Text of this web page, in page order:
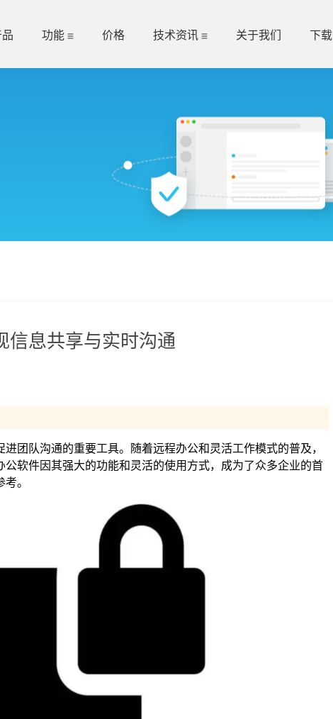
品 功能 价格 技术资讯 关于我们 下载
信息共享与实时沟通
团队沟通的重要工具。随着远程办公和灵活工作模式的普及，
软件因其强大的功能和灵活的使用方式，成为了众多企业的首
。